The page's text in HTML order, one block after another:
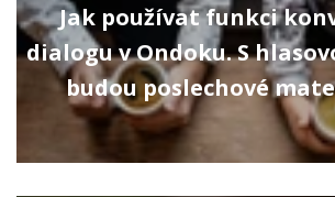
Jak používat funkci
dialogu v Ondoku. S
budou poslechové